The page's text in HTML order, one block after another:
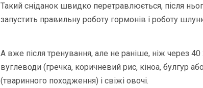
Такий сніданок швидко перетравлюється, після
запустить правильну роботу гормонів і роботу
А вже після тренування, але не раніше, ніж через
вуглеводи (гречка, коричневий рис, кіноа, булгур
(тваринного походження) і свіжі овочі.